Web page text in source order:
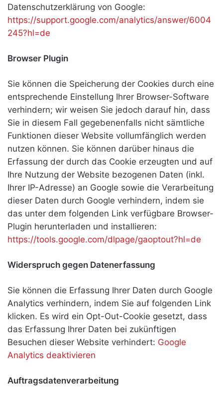
Datenschutzerklärung von Google:
https://support.google.com/analytics/answer/6004
245?hl=de
Browser Plugin
Sie können die Speicherung der Cookies durch eine
entsprechende Einstellung Ihrer Browser-Software
verhindern; wir weisen Sie jedoch darauf hin, dass
Sie in diesem Fall gegebenenfalls nicht sämtliche
Funktionen dieser Website vollumfänglich werden
nutzen können. Sie können darüber hinaus die
Erfassung der durch das Cookie erzeugten und auf
Ihre Nutzung der Website bezogenen Daten (inkl.
Ihrer IP-Adresse) an Google sowie die Verarbeitung
dieser Daten durch Google verhindern, indem sie
das unter dem folgenden Link verfügbare Browser-
Plugin herunterladen und installieren:
https://tools.google.com/dlpage/gaoptout?hl=de
Widerspruch gegen Datenerfassung
Sie können die Erfassung Ihrer Daten durch Google
Analytics verhindern, indem Sie auf folgenden Link
klicken. Es wird ein Opt-Out-Cookie gesetzt, dass
das Erfassung Ihrer Daten bei zukünftigen
Besuchen dieser Website verhindert: Google
Analytics deaktivieren
Auftragsdatenverarbeitung